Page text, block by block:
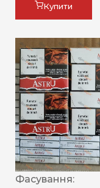
Купити
Фасування: